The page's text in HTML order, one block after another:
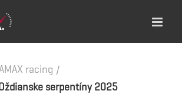
racing /
serpentíny 2025